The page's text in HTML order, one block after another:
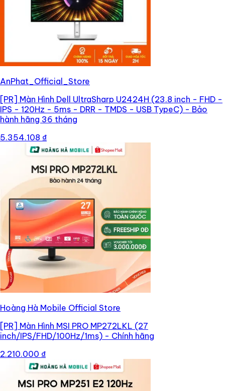
AnPhat_Official_Store
[PR] Màn Hình Dell UltraSharp U2424H (23.8 inch - FHD -
IPS - 120Hz - 5ms - DRR - TMDS - USB TypeC) - Bảo
hành hãng 36 tháng
5.354.108 ₫
Hoàng Hà Mobile Official Store
[PR] Màn Hình MSI PRO MP272LKL (27
inch/IPS/FHD/100Hz/1ms) - Chính hãng
2.210.000 ₫